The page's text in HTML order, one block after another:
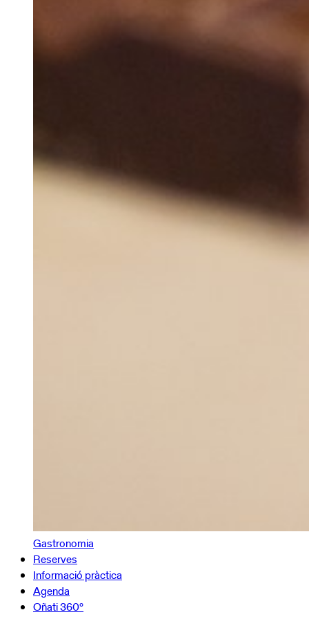
Gastronomia
Reserves
Informació pràctica
Agenda
Oñati 360º